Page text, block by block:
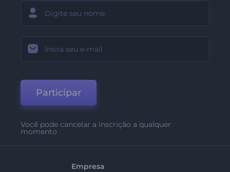
Participar
Você pode cancelar a inscrição a qualquer
momento
Empresa